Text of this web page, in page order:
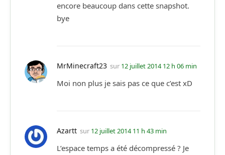
encore beaucoup dans cette snapshot.
bye
MrMinecraft23 sur 12 juillet 2014 12 h 06 min
Moi non plus je sais pas ce que c’est xD
Azartt sur 12 juillet 2014 11 h 43 min
L’espace temps a été décompressé ? Je